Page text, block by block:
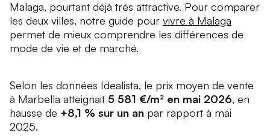
Malaga, pourtant déjà très attractive. Pour comparer
les deux villes, notre guide pour vivre à Malaga
permet de mieux comprendre les différences de
mode de vie et de marché.
Selon les données Idealista, le prix moyen de vente
à Marbella atteignait 5 581 €/m² en mai 2026, en
hausse de +8,1 % sur un an par rapport à mai
2025.